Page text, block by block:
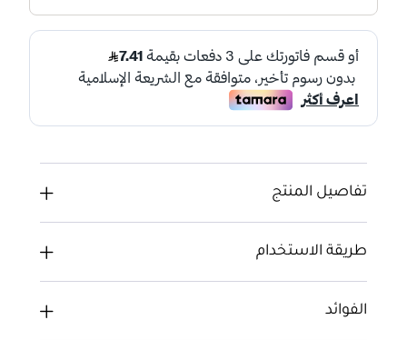
تفاصيل المنتج
طريقة الاستخدام
الفوائد